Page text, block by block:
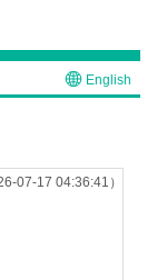
English
07-17 04:36:41）